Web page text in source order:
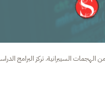
السيبرانية. تركز البرامج